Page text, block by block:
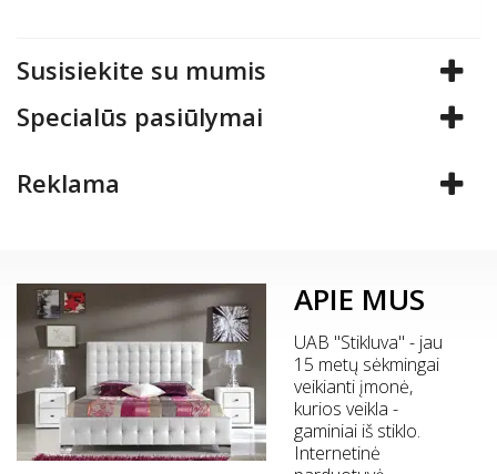
Susisiekite su mumis
Specialūs pasiūlymai
Reklama
APIE MUS
UAB "Stikluva" - jau
15 metų sėkmingai
veikianti įmonė,
kurios veikla -
gaminiai iš stiklo.
Internetinė